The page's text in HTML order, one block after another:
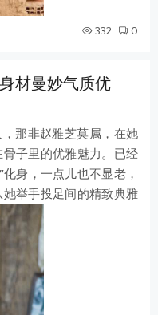
332 0
材曼妙气质优
那非赵雅芝莫属，在她
子里的优雅魅力。已经
身，一点儿也不显老，
举手投足间的精致典雅